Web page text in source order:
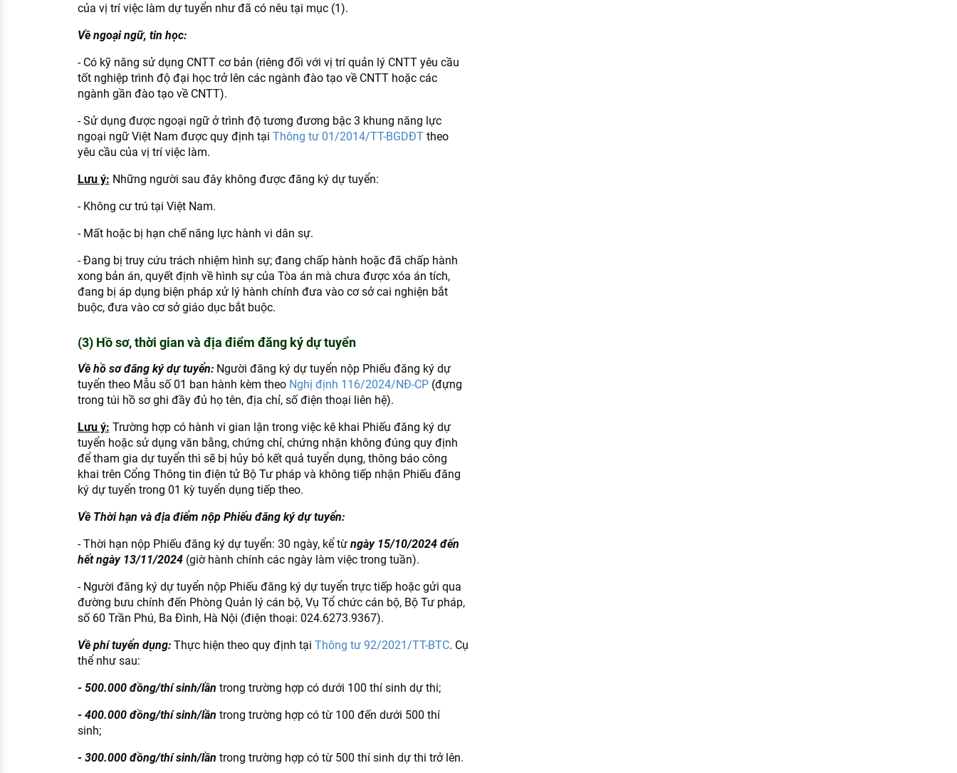
của vị trí việc làm dự tuyển như đã có nêu tại mục (1).
Về ngoại ngữ, tin học:
- Có kỹ năng sử dụng CNTT cơ bản (riêng đối với vị trí quản lý CNTT yêu cầu
tốt nghiệp trình độ đại học trở lên các ngành đào tạo về CNTT hoặc các
ngành gần đào tạo về CNTT).
- Sử dụng được ngoại ngữ ở trình độ tương đương bậc 3 khung năng lực
ngoại ngữ Việt Nam được quy định tại Thông tư 01/2014/TT-BGDĐTtheo
yêu cầu của vị trí việc làm.
Lưu ý: Những người sau đây không được đăng ký dự tuyển:
- Không cư trú tại Việt Nam.
- Mất hoặc bị hạn chế năng lực hành vi dân sự.
- Đang bị truy cứu trách nhiệm hình sự; đang chấp hành hoặc đã chấp hành
xong bản án, quyết định về hình sự của Tòa án mà chưa được xóa án tích,
đang bị áp dụng biện pháp xử lý hành chính đưa vào cơ sở cai nghiện bắt
buộc, đưa vào cơ sở giáo dục bắt buộc.
(3) Hồ sơ, thời gian và địa điểm đăng ký dự tuyển
Về hồ sơ đăng ký dự tuyển: Người đăng ký dự tuyển nộp Phiếu đăng ký dự
tuyển theo Mẫu số 01 ban hành kèm theo Nghị định 116/2024/NĐ-CP(đựng
trong túi hồ sơ ghi đầy đủ họ tên, địa chỉ, số điện thoại liên hệ).
Lưu ý: Trường hợp có hành vi gian lận trong việc kê khai Phiếu đăng ký dự
tuyển hoặc sử dụng văn bằng, chứng chỉ, chứng nhận không đúng quy định
để tham gia dự tuyển thì sẽ bị hủy bỏ kết quả tuyển dụng, thông báo công
khai trên Cổng Thông tin điện tử Bộ Tư pháp và không tiếp nhận Phiếu đăng
ký dự tuyển trong 01 kỳ tuyển dụng tiếp theo.
Về Thời hạn và địa điểm nộp Phiếu đăng ký dự tuyển:
- Thời hạn nộp Phiếu đăng ký dự tuyển: 30 ngày, kể từngày 15/10/2024 đến
hết ngày 13/11/2024(giờ hành chính các ngày làm việc trong tuần).
- Người đăng ký dự tuyển nộp Phiếu đăng ký dự tuyển trực tiếp hoặc gửi qua
đường bưu chính đến Phòng Quản lý cán bộ, Vụ Tổ chức cán bộ, Bộ Tư pháp,
số 60 Trần Phú, Ba Đình, Hà Nội (điện thoại: 024.6273.9367).
Về phí tuyển dụng: Thực hiện theo quy định tại Thông tư 92/2021/TT-BTC. Cụ
thể như sau:
- 500.000 đồng/thí sinh/lần trong trường hợp có dưới 100 thí sinh dự thi;
- 400.000 đồng/thí sinh/lần trong trường hợp có từ 100 đến dưới 500 thí
sinh;
- 300.000 đồng/thí sinh/lần trong trường hợp có từ 500 thí sinh dự thi trở lên.